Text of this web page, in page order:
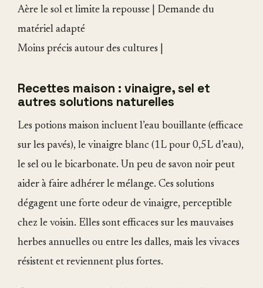
Aère le sol et limite la repousse | Demande du
matériel adapté
Moins précis autour des cultures |
Recettes maison : vinaigre, sel et
autres solutions naturelles
Les potions maison incluent l’eau bouillante (efficace
sur les pavés), le vinaigre blanc (1L pour 0,5L d’eau),
le sel ou le bicarbonate. Un peu de savon noir peut
aider à faire adhérer le mélange. Ces solutions
dégagent une forte odeur de vinaigre, perceptible
chez le voisin. Elles sont efficaces sur les mauvaises
herbes annuelles ou entre les dalles, mais les vivaces
résistent et reviennent plus fortes.